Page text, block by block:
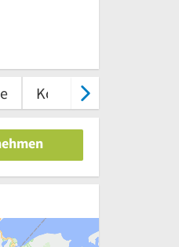
Kontakt